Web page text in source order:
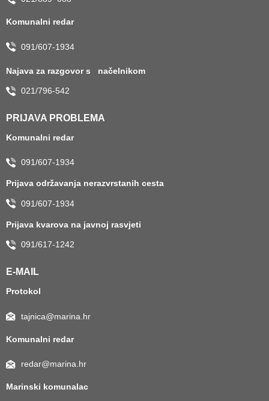
Komunalni redar
091/607-1934
Najava za razgovor s načelnikom
021/796-542
PRIJAVA PROBLEMA
Komunalni redar
091/607-1934
Prijava održavanja nerazvrstanih cesta
091/607-1934
Prijava kvarova na javnoj rasvjeti
091/617-1242
E-MAIL
Protokol
tajnica@marina.hr
Komunalni redar
redar@marina.hr
Marinski komunalac